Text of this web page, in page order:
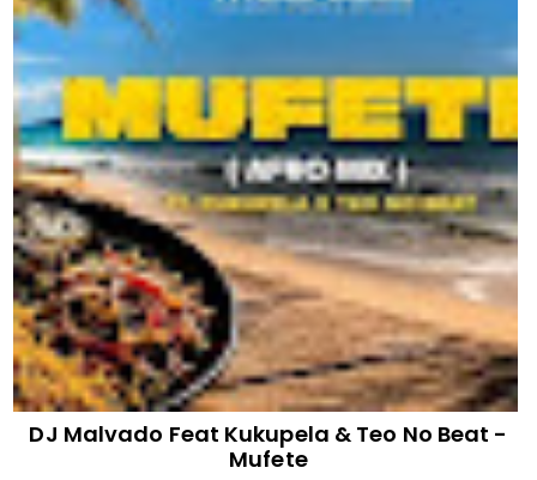
DJ Malvado Feat Kukupela & Teo No Beat -
Mufete